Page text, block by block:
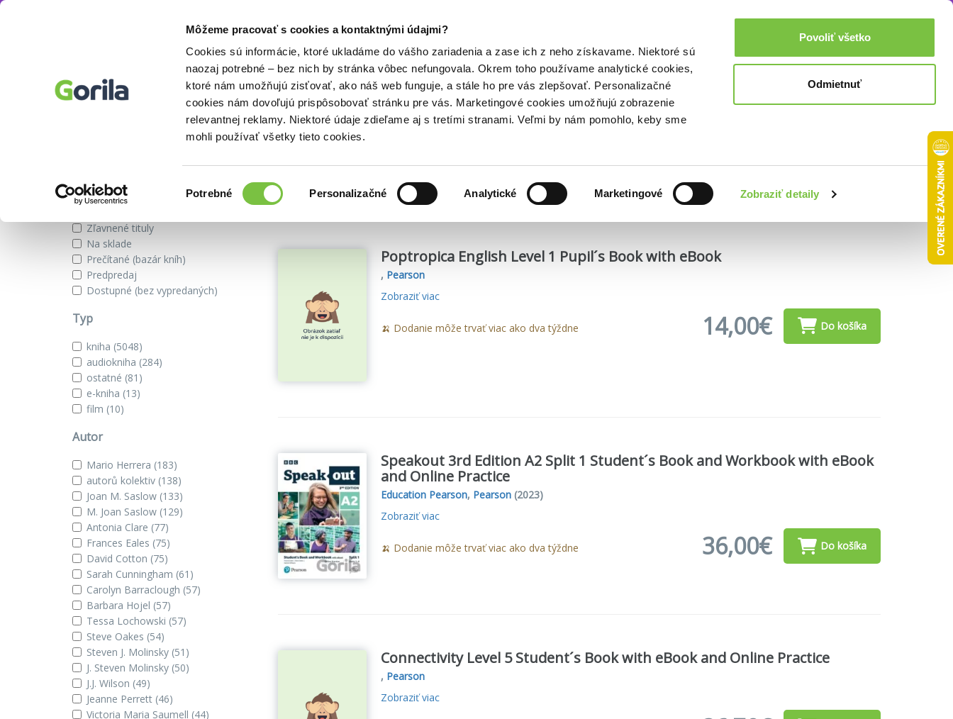
Môžeme pracovať s cookies a kontaktnými údajmi?
Cookies sú informácie, ktoré ukladáme do vášho zariadenia a zase ich z neho získavame. Niektoré sú
naozaj potrebné – bez nich by stránka vôbec nefungovala. Okrem toho používame analytické cookies,
ktoré nám umožňujú zisťovať, ako náš web funguje, a stále ho pre vás zlepšovať. Personalizačné
cookies nám dovoľujú prispôsobovať stránku pre vás. Marketingové cookies umožňujú zobrazenie
relevantnej reklamy. Niektoré údaje zdieľame aj s tretími stranami. Veľmi by nám pomohlo, keby sme
mohli používať všetky tieto cookies.
súhlasu
Potrebné Personalizačné Analytické Marketingové Zobraziť detaily
Povoliť všetko
Odmietnuť
Doplnky Prihlásenie 0,00€
Pearson Akcie a zľavy
Vydavateľstvo Pearson
Zobraziť iba
Zľavnené tituly
Na sklade
Prečítané (bazár kníh)
Predpredaj
Dostupné (bez vypredaných)
Typ
kniha (5048)
audiokniha (284)
ostatné (81)
e-kniha (13)
film (10)
Autor
Mario Herrera (183)
autorů kolektiv (138)
Joan M. Saslow (133)
M. Joan Saslow (129)
Antonia Clare (77)
Frances Eales (75)
David Cotton (75)
Sarah Cunningham (61)
Carolyn Barraclough (57)
Barbara Hojel (57)
Tessa Lochowski (57)
Steve Oakes (54)
Steven J. Molinsky (51)
J. Steven Molinsky (50)
J.J. Wilson (49)
Jeanne Perrett (46)
Victoria Maria Saumell (44)
Našli sme titulov Zoradiť podľa:
Poptropica English Level 1 Pupil´s Book with eBook
, Pearson
Zobraziť viac
🍌 Dodanie môže trvať viac ako dva týždne 14,00€ Do košíka
Speakout 3rd Edition A2 Split 1 Student´s Book and Workbook with eBook
and Online Practice
Education Pearson, Pearson(2023)
Zobraziť viac
🍌 Dodanie môže trvať viac ako dva týždne 36,00€ Do košíka
Connectivity Level 5 Student´s Book with eBook and Online Practice
, Pearson
Zobraziť viac